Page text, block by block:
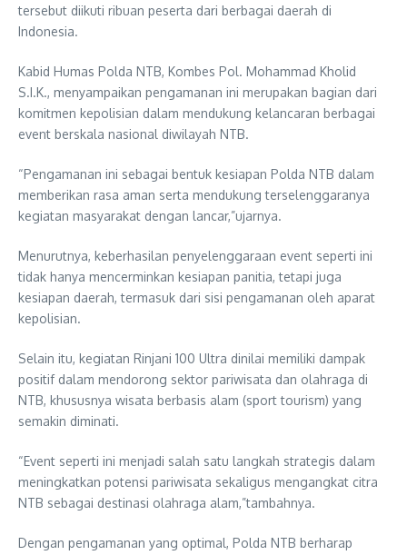
tersebut diikuti ribuan peserta dari berbagai daerah di
Indonesia.
Kabid Humas Polda NTB, Kombes Pol. Mohammad Kholid
S.I.K., menyampaikan pengamanan ini merupakan bagian dari
komitmen kepolisian dalam mendukung kelancaran berbagai
event berskala nasional diwilayah NTB.
“Pengamanan ini sebagai bentuk kesiapan Polda NTB dalam
memberikan rasa aman serta mendukung terselenggaranya
kegiatan masyarakat dengan lancar,”ujarnya.
Menurutnya, keberhasilan penyelenggaraan event seperti ini
tidak hanya mencerminkan kesiapan panitia, tetapi juga
kesiapan daerah, termasuk dari sisi pengamanan oleh aparat
kepolisian.
Selain itu, kegiatan Rinjani 100 Ultra dinilai memiliki dampak
positif dalam mendorong sektor pariwisata dan olahraga di
NTB, khususnya wisata berbasis alam (sport tourism) yang
semakin diminati.
“Event seperti ini menjadi salah satu langkah strategis dalam
meningkatkan potensi pariwisata sekaligus mengangkat citra
NTB sebagai destinasi olahraga alam,”tambahnya.
Dengan pengamanan yang optimal, Polda NTB berharap